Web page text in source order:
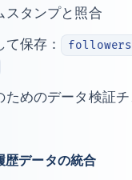
スタンプと照合
て保存：
ためのデータ検証
歴データの統合